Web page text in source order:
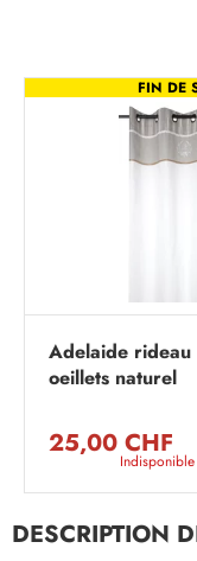
FIN DE
Adelaide
oeillets naturel
25,00 CHF
Indisponible
DESCRIPTION